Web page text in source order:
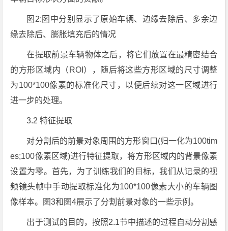
图2:图中分别显示了原始车辆、边缘去除后、多余边
缘去除后、膨胀填充后的情况
在提取前景车辆物体之后，将它们放置在最精密结合
的方形区域内（ROI），随后将这些方形区域的尺寸调整
为100*100像素的标准化尺寸，以便后续对这一区域进行
进一步的处理。
3.2 特征提取
对分割后的前景对象周围的方形窗口(归一化为100tim
es;100像素区域)进行特征提取，将方形区域内的背景像素
设置为零。首先，为了训练我们的目标，我们从记录的视
频镜头帧中手动提取标准化为100*100像素大小的车辆图
像样本。图3和图4展示了分割前景对象的一些示例。
出于测试的目的，按照2.1节中描述的过程自动分割感